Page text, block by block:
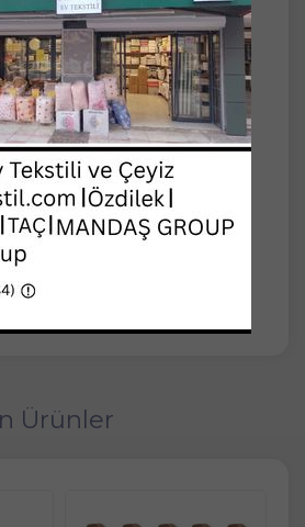
Hurcu
-+3
Çabuk Kurur.
Özelliği Sayesinde
ve Rutubet Almasını
Olur.
Ürünler